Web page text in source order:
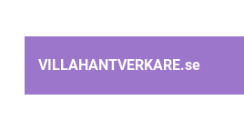
VILLAHANTVERKARE.se